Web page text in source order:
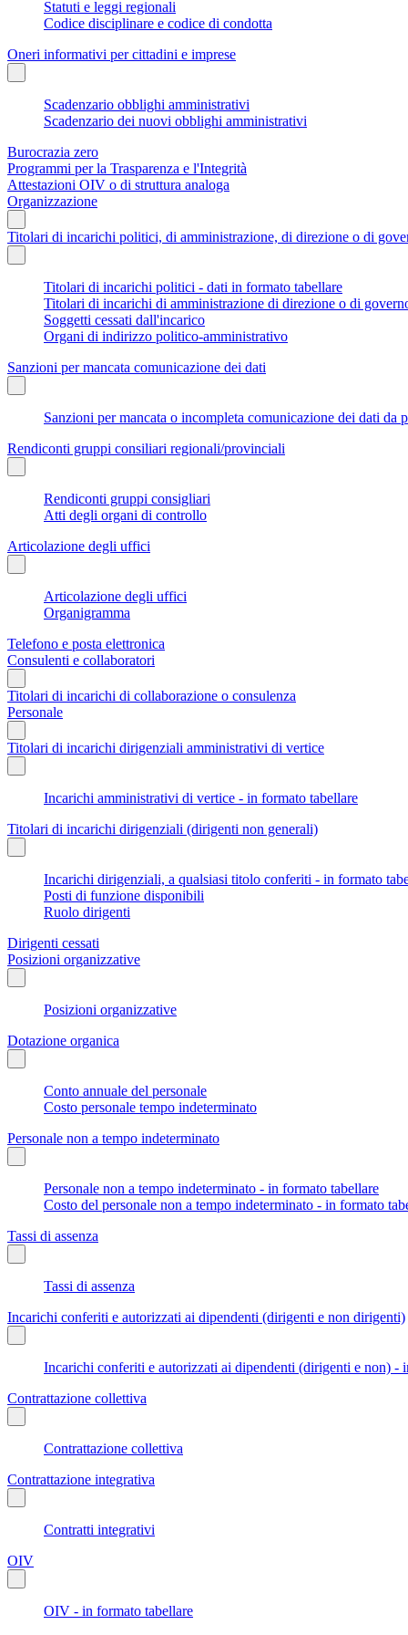
Statuti e leggi regionali
Codice disciplinare e codice di condotta
Oneri informativi per cittadini e imprese
Scadenzario obblighi amministrativi
Scadenzario dei nuovi obblighi amministrativi
Burocrazia zero
Programmi per la Trasparenza e l'Integrità
Attestazioni OIV o di struttura analoga
Organizzazione
Titolari di incarichi politici, di amministrazione, di direzione o di
Titolari di incarichi politici - dati in formato tabellare
Titolari di incarichi di amministrazione di direzione o di
Soggetti cessati dall'incarico
Organi di indirizzo politico-amministrativo
Sanzioni per mancata comunicazione dei dati
Sanzioni per mancata o incompleta comunicazione dei dati
Rendiconti gruppi consiliari regionali/provinciali
Rendiconti gruppi consigliari
Atti degli organi di controllo
Articolazione degli uffici
Articolazione degli uffici
Organigramma
Telefono e posta elettronica
Consulenti e collaboratori
Titolari di incarichi di collaborazione o consulenza
Personale
Titolari di incarichi dirigenziali amministrativi di vertice
Incarichi amministrativi di vertice - in formato tabellare
Titolari di incarichi dirigenziali (dirigenti non generali)
Incarichi dirigenziali, a qualsiasi titolo conferiti - in formato
Posti di funzione disponibili
Ruolo dirigenti
Dirigenti cessati
Posizioni organizzative
Posizioni organizzative
Dotazione organica
Conto annuale del personale
Costo personale tempo indeterminato
Personale non a tempo indeterminato
Personale non a tempo indeterminato - in formato tabellare
Costo del personale non a tempo indeterminato - in formato
Tassi di assenza
Tassi di assenza
Incarichi conferiti e autorizzati ai dipendenti (dirigenti e non dirigenti)
Incarichi conferiti e autorizzati ai dipendenti (dirigenti e non) -
Contrattazione collettiva
Contrattazione collettiva
Contrattazione integrativa
Contratti integrativi
OIV
OIV - in formato tabellare